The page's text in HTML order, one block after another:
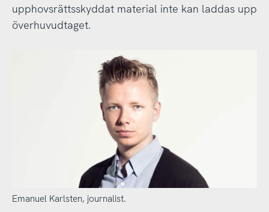
upphovsrättsskyddat material inte kan laddas upp
överhuvudtaget.
Emanuel Karlsten, journalist.